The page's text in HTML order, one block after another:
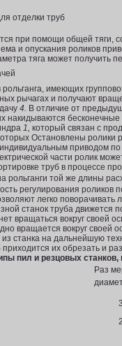
при помощи общей тяги,
и опускания роликов
тяга может получить
имею­щих
рычагах и получают
4. В отличие от
накидываются
1, который связан с
Остановлены
приводом
части ролик
труб в процессе
рольганги той же длины
регулирования
легко поворачивать
станок труба
вращаться вокруг своей
вращается вокруг своей
станка на дальнейшую
приходится их обрезать и
пил и резцовых
Раз